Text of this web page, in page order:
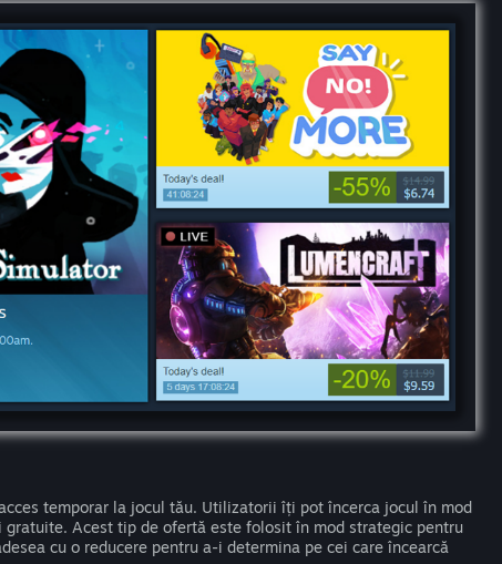
temporar la jocul tău. Utilizatorii îți pot încerca jocul în mod
Acest tip de ofertă este folosit în mod strategic pentru
cu o reducere pentru a-i determina pe cei care încearcă